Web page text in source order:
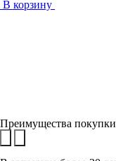
В корзину
Преимущества